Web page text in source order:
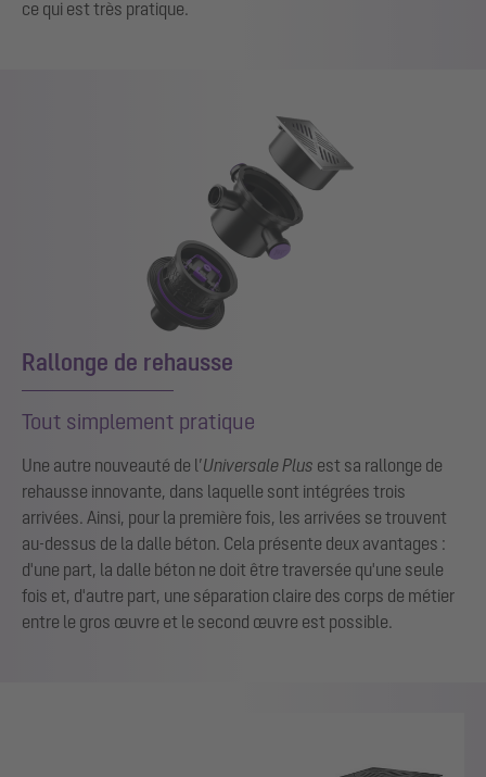
ce qui est très pratique.
Rallonge de rehausse
Tout simplement pratique
Une autre nouveauté de l’Universale Plus est sa rallonge de
rehausse innovante, dans laquelle sont intégrées trois
arrivées. Ainsi, pour la première fois, les arrivées se trouvent
au-dessus de la dalle béton. Cela présente deux avantages :
d'une part, la dalle béton ne doit être traversée qu'une seule
fois et, d'autre part, une séparation claire des corps de métier
entre le gros œuvre et le second œuvre est possible.